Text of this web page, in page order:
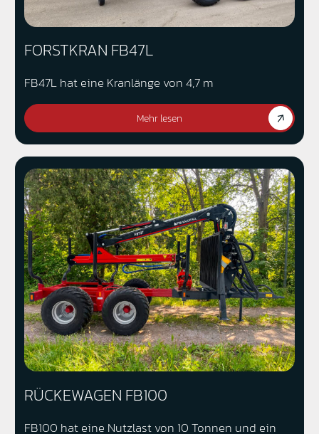
FORSTKRAN FB47L
FB47L hat eine Kranlänge von 4,7 m
Mehr lesen
RÜCKEWAGEN FB100
FB100 hat eine Nutzlast von 10 Tonnen und ein